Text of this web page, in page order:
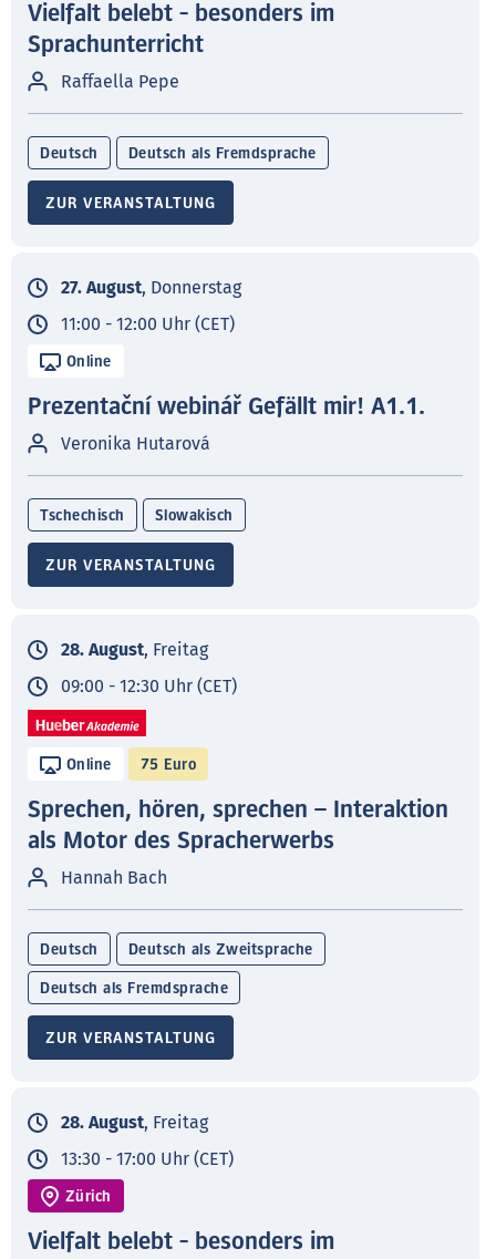
Vielfalt belebt - besonders im
Sprachunterricht
Raffaella Pepe
Deutsch Deutsch als Fremdsprache
ZUR VERANSTALTUNG
27. August, Donnerstag
11:00 - 12:00 Uhr (CET)
Online
Prezentační webinář Gefällt mir! A1.1.
Veronika Hutarová
Tschechisch Slowakisch
ZUR VERANSTALTUNG
28. August, Freitag
09:00 - 12:30 Uhr (CET)
Online 75 Euro
Sprechen, hören, sprechen – Interaktion
als Motor des Spracherwerbs
Hannah Bach
Deutsch Deutsch als Zweitsprache
Deutsch als Fremdsprache
ZUR VERANSTALTUNG
28. August, Freitag
13:30 - 17:00 Uhr (CET)
Zürich
Vielfalt belebt - besonders im